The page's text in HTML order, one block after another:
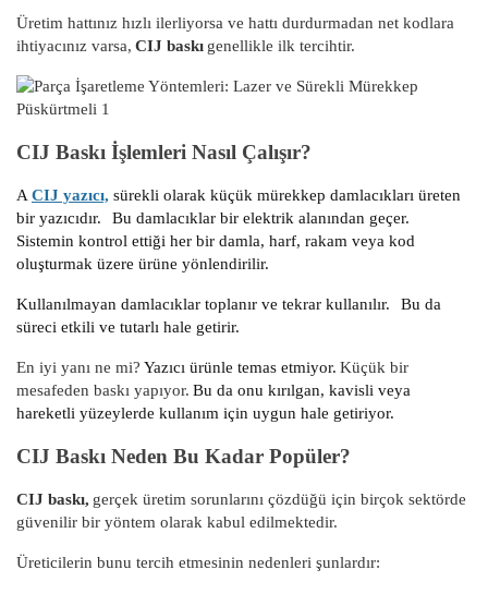
Üretim hattınız hızlı ilerliyorsa ve hattı durdurmadan net kodlara
ihtiyacınız varsa, CIJ baskı genellikle ilk tercihtir.
CIJ Baskı İşlemleri Nasıl Çalışır?
ACIJ yazıcı, sürekli olarak küçük mürekkep damlacıkları üreten
bir yazıcıdır.
Bu damlacıklar bir elektrik alanından geçer.
Sistemin kontrol ettiği her bir damla, harf, rakam veya kod
oluşturmak üzere ürüne yönlendirilir.
Kullanılmayan damlacıklar toplanır ve tekrar kullanılır.
Bu da
süreci etkili ve tutarlı hale getirir.
En iyi yanı ne mi? Yazıcı ürünle temas etmiyor. Küçük bir
mesafeden baskı yapıyor. Bu da onu kırılgan, kavisli veya
hareketli yüzeylerde kullanım için uygun hale getiriyor.
CIJ Baskı Neden Bu Kadar Popüler?
CIJ baskı, gerçek üretim sorunlarını çözdüğü için birçok sektörde
güvenilir bir yöntem olarak kabul edilmektedir.
Üreticilerin bunu tercih etmesinin nedenleri şunlardır: